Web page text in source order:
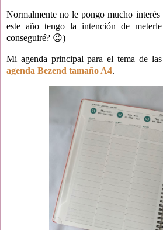
Normalmente no le pongo mucho interés
este año tengo la intención de
conseguiré? 😉)
Mi agenda principal para el tema de
agenda Bezend tamaño A4.